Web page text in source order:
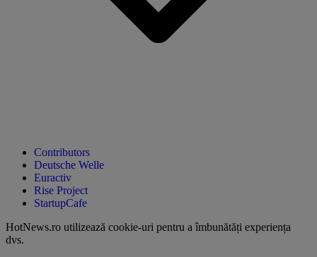
Contributors
Deutsche Welle
Euractiv
Rise Project
StartupCafe
HotNews.ro utilizează cookie-uri pentru a îmbunătăți experiența
dvs.